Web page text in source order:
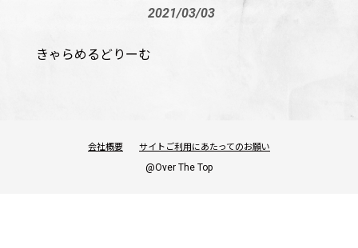
2021/03/03
きゃらめるどりーむ
会社概要 サイトご利用にあたってのお願い
@Over The Top